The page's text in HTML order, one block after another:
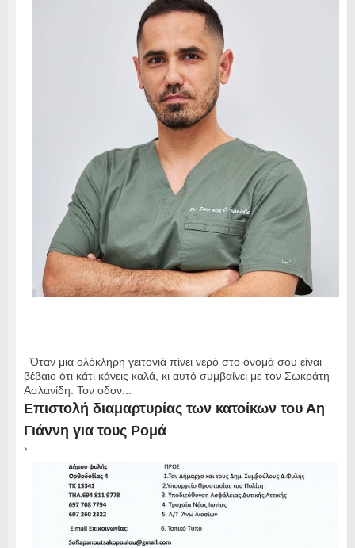
Όταν μια ολόκληρη γειτονιά πίνει νερό στο όνομά σου είναι
βέβαιο ότι κάτι κάνεις καλά, κι αυτό συμβαίνει με τον Σωκράτη
Ασλανίδη. Τον οδον...
Επιστολή διαμαρτυρίας των κατοίκων του Αη
Γιάννη για τους Ρομά
›